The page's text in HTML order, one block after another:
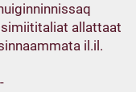
allattaat
il.il.